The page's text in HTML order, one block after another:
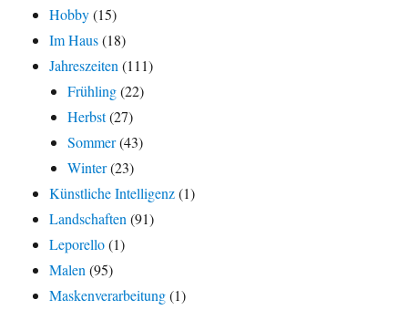
Hobby(15)
Im Haus(18)
Jahreszeiten(111)
Frühling(22)
Herbst(27)
Sommer(43)
Winter(23)
Künstliche Intelligenz(1)
Landschaften(91)
Leporello(1)
Malen(95)
Maskenverarbeitung(1)